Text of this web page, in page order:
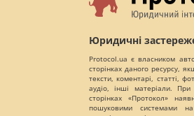
Юридичні
Protocol.ua є власником
сторінках даного ресурсу,
тексти, коментарі, статті,
аудіо, інші матеріали.
сторінках «Протокол»
пошуковими системами